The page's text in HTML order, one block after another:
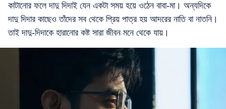
কাটানোর ফলে দাদু দিদাই যেন একটা সময় হয়ে ওঠেন বাবা-মা। অন্যদিকে
দাদু দিদার কাছেও তাঁদের সব থেকে প্রিয় পাত্র হয় আদরের নাতি বা নাতনি।
তাই দাদু-দিদাকে হারানোর কষ্ট সারা জীবন মনে থেকে যায়।